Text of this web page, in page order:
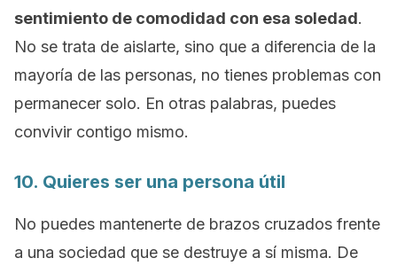
sentimiento de comodidad con esa soledad.
No se trata de aislarte, sino que a diferencia de la
mayoría de las personas, no tienes problemas con
permanecer solo. En otras palabras, puedes
convivir contigo mismo.
10. Quieres ser una persona útil
No puedes mantenerte de brazos cruzados frente
a una sociedad que se destruye a sí misma. De